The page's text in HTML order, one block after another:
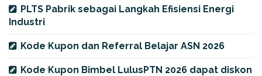
PLTS Pabrik sebagai Langkah Efisiensi Energi
Industri
Kode Kupon dan Referral Belajar ASN 2026
Kode Kupon Bimbel LulusPTN 2026 dapat diskon